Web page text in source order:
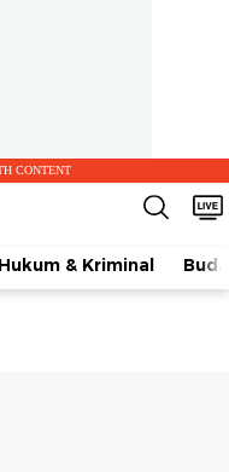
CONTENT
Hukum & Kriminal